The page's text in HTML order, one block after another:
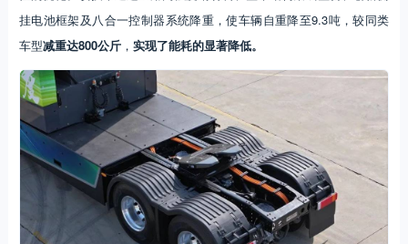
挂电池框架及八合一控制器系统降重，使车辆自重降至9.3吨，较同类
车型减重达800公斤， 实现了能耗的显著降低。